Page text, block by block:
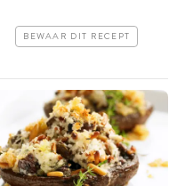
BEWAAR DIT RECEPT